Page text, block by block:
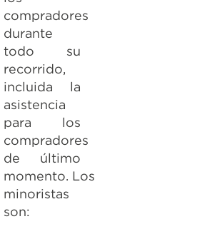
compradores
durante
todo su
recorrido,
incluida la
asistencia
para los
compradores
de último
momento. Los
minoristas
son: